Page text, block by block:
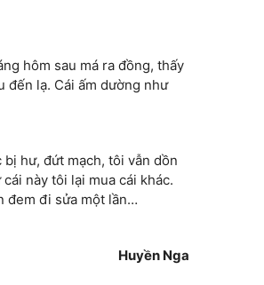
hôm sau má ra đồng, thấy
đến lạ. Cái ấm dường như
hư, đứt mạch, tôi vẫn dồn
này tôi lại mua cái khác.
đem đi sửa một lần…
Huyền Nga